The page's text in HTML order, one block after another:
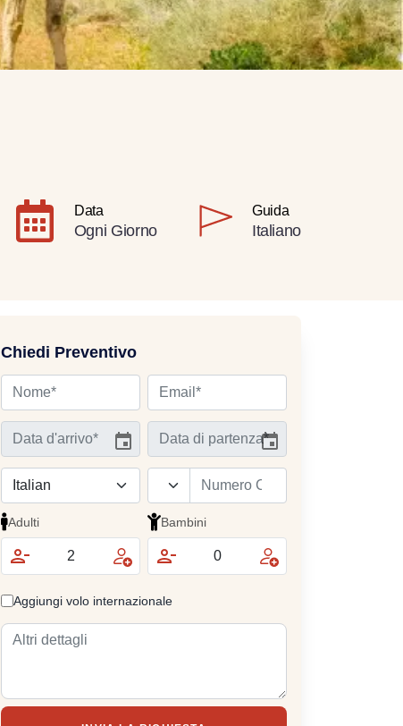
Data
Ogni Giorno
Guida
Italiano
Chiedi Preventivo
Adulti Bambini
Aggiungi volo internazionale